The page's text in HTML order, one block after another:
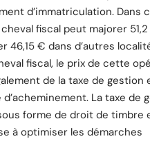
d’immatriculation. Dans
fiscal peut majorer
46,15 € dans d’autres
fiscal, le prix de cette
de la taxe de gestion
La taxe de
forme de droit de timbre
à optimiser les démarches